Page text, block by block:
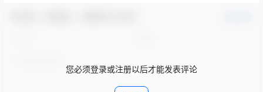
您必须登录或注册以后才能发表评论